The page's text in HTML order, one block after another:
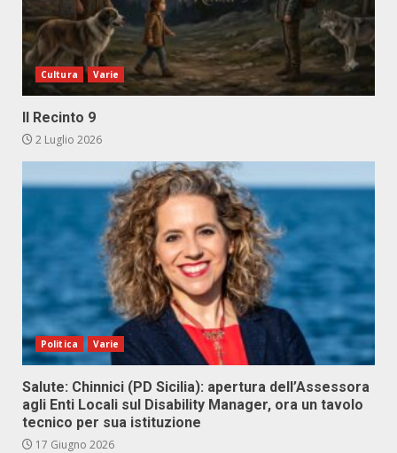
Cultura Varie
Il Recinto 9
2 Luglio 2026
Politica Varie
Salute: Chinnici (PD Sicilia): apertura dell’Assessora
agli Enti Locali sul Disability Manager, ora un tavolo
tecnico per sua istituzione
17 Giugno 2026